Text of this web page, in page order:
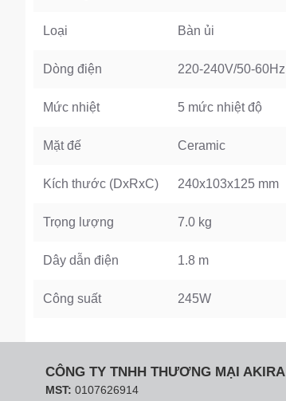
Loại Bàn ủi
Dòng điện 220-240V/50-60Hz
Mức nhiệt 5 mức nhiệt độ
Mặt đế Ceramic
Kích thước (DxRxC) 240x103x125 mm
Trọng lượng 7.0 kg
Dây dẫn điện 1.8 m
Công suất 245W
CÔNG TY TNHH THƯƠNG MẠI AKIRA
MST: 0107626914